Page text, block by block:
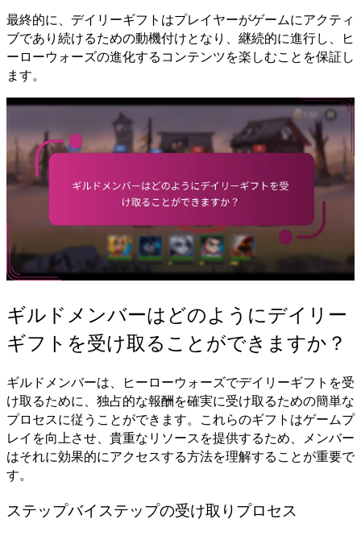
最終的に、デイリーギフトはプレイヤーがゲームにアクティ
ブであり続けるための動機付けとなり、継続的に進行し、ヒ
ーローウォーズの進化するコンテンツを楽しむことを保証し
ます。
ギルドメンバーはどのようにデイリー
ギフトを受け取ることができますか？
ギルドメンバーは、ヒーローウォーズでデイリーギフトを受
け取るために、独占的な報酬を確実に受け取るための簡単な
プロセスに従うことができます。これらのギフトはゲームプ
レイを向上させ、貴重なリソースを提供するため、メンバー
はそれに効果的にアクセスする方法を理解することが重要で
す。
ステップバイステップの受け取りプロセス